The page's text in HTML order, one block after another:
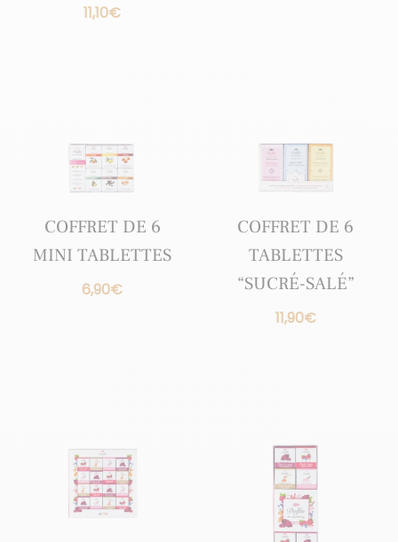
11,10€
COFFRET DE 6
MINI TABLETTES
6,90€
COFFRET DE 6
TABLETTES
“SUCRÉ-SALÉ”
11,90€